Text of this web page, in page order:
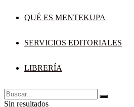
QUÉ ES MENTEKUPA
SERVICIOS EDITORIALES
LIBRERÍA
Sin resultados